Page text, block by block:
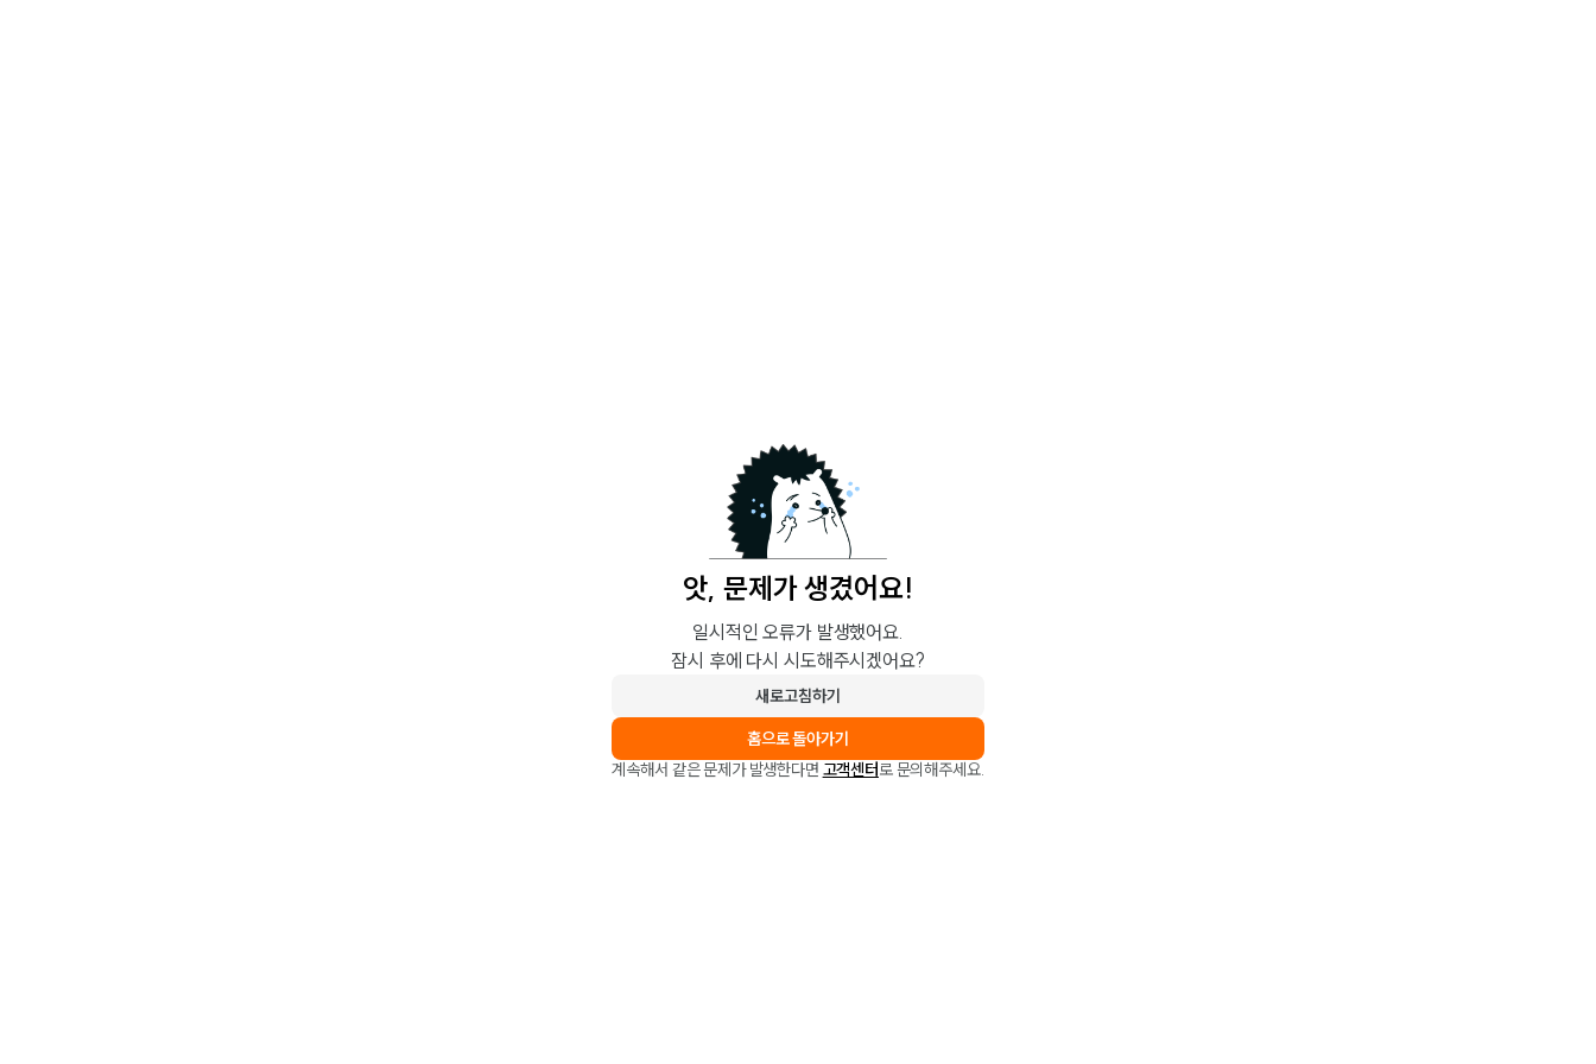
앗, 문제가 생겼어요!
일시적인 오류가 발생했어요.
잠시 후에 다시 시도해주시겠어요?
새로고침하기
홈으로 돌아가기
계속해서 같은 문제가 발생한다면 고객센터로 문의해주세요.